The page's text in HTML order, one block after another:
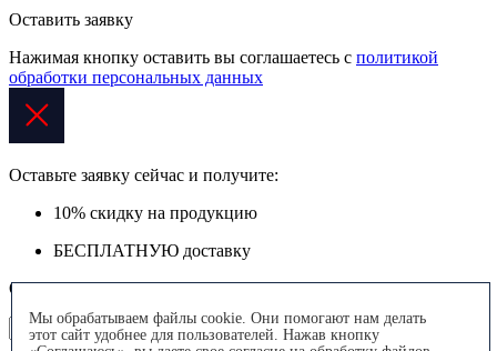
Оставить заявку
Нажимая кнопку оставить вы соглашаетесь с политикой
обработки персональных данных
Оставьте заявку сейчас и получите:
10% скидку на продукцию
БЕСПЛАТНУЮ доставку
Осталось только заполнить форму
Мы обрабатываем файлы cookie. Они помогают нам делать
этот сайт удобнее для пользователей. Нажав кнопку